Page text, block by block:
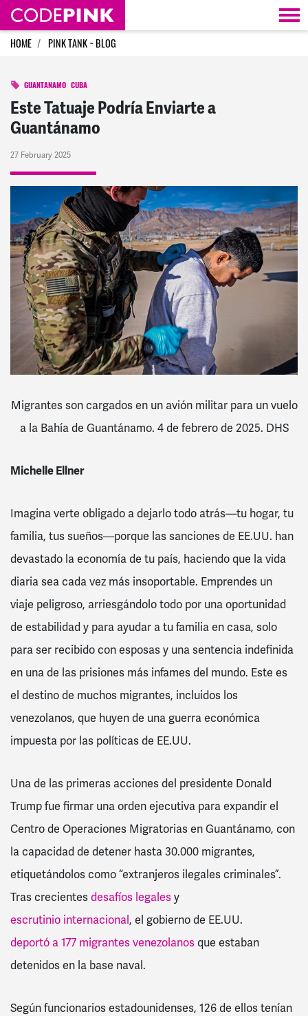
Skip navigation
HOME PINK TANK ~ BLOG
GUANTANAMO CUBA
Este Tatuaje Podría Enviarte a
Guantánamo
27 February 2025
Migrantes son cargados en un avión militar para un vuelo
a la Bahía de Guantánamo. 4 de febrero de 2025. DHS
Michelle Ellner
Imagina verte obligado a dejarlo todo atrás—tu hogar, tu
familia, tus sueños—porque las sanciones de EE.UU. han
devastado la economía de tu país, haciendo que la vida
diaria sea cada vez más insoportable. Emprendes un
viaje peligroso, arriesgándolo todo por una oportunidad
de estabilidad y para ayudar a tu familia en casa, solo
para ser recibido con esposas y una sentencia indefinida
en una de las prisiones más infames del mundo. Este es
el destino de muchos migrantes, incluidos los
venezolanos, que huyen de una guerra económica
impuesta por las políticas de EE.UU.
Una de las primeras acciones del presidente Donald
Trump fue firmar una orden ejecutiva para expandir el
Centro de Operaciones Migratorias en Guantánamo, con
la capacidad de detener hasta 30.000 migrantes,
etiquetándolos como “extranjeros ilegales criminales”.
Tras crecientesdesafíos legalesy
escrutinio internacional, el gobierno de EE.UU.
deportó a 177 migrantes venezolanosque estaban
detenidos en la base naval.
Según funcionarios estadounidenses, 126 de ellos tenían